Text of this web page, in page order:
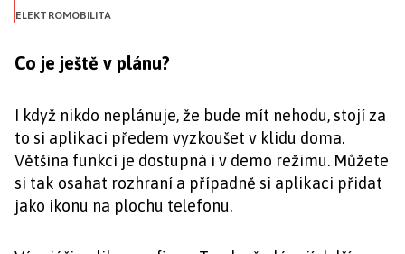
ELEKTROMOBILITA
Co je ještě v plánu?
I když nikdo neplánuje, že bude mít nehodu, stojí za
to si aplikaci předem vyzkoušet v klidu doma.
Většina funkcí je dostupná i v demo režimu. Můžete
si tak osahat rozhraní a případně si aplikaci přidat
jako ikonu na plochu telefonu.